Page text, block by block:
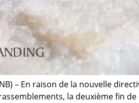
– En raison de la nouvelle
la deuxième fin